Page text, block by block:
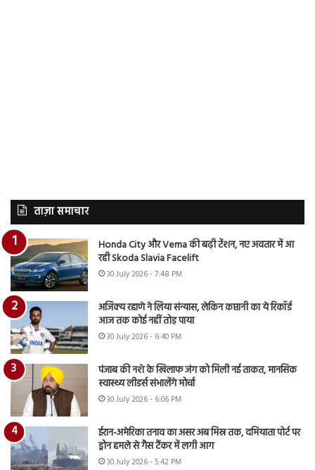
ताज़ा समाचार
Honda City और Verna की बढ़ी टेंशन, नए अवतार में आ
रही Skoda Slavia Facelift
30 July 2026 - 7:48 PM
अजिंक्य रहाणे ने लिया संन्यास, लेकिन कप्तानी का ये रिकॉर्ड
आज तक कोई नहीं तोड़ पाया
30 July 2026 - 6:40 PM
पंजाब की नशे के खिलाफ जंग को मिली नई ताकत, मानसिक
स्वास्थ्य लीडर्स संभालेंगे मोर्चा
30 July 2026 - 6:06 PM
ईरान-अमेरिका तनाव का असर अब मिस्र तक, दमियाता पोर्ट पर
ड्रोन हमले से गैस टैंकर में लगी आग
30 July 2026 - 5:42 PM